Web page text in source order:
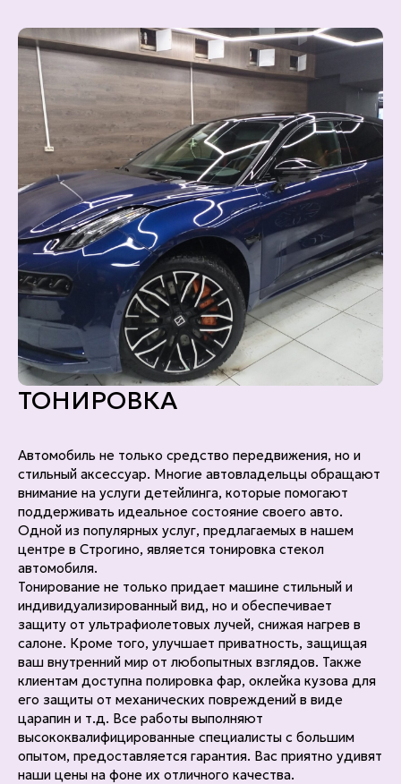
ТОНИРОВКА
Автомобиль не только средство передвижения, но и
стильный аксессуар. Многие автовладельцы обращают
внимание на услуги детейлинга, которые помогают
поддерживать идеальное состояние своего авто.
Одной из популярных услуг, предлагаемых в нашем
центре в Строгино, является тонировка стекол
автомобиля.
Тонирование не только придает машине стильный и
индивидуализированный вид, но и обеспечивает
защиту от ультрафиолетовых лучей, снижая нагрев в
салоне. Кроме того, улучшает приватность, защищая
ваш внутренний мир от любопытных взглядов. Также
клиентам доступна полировка фар, оклейка кузова для
его защиты от механических повреждений в виде
царапин и т.д. Все работы выполняют
высококвалифицированные специалисты с большим
опытом, предоставляется гарантия. Вас приятно удивят
наши цены на фоне их отличного качества.